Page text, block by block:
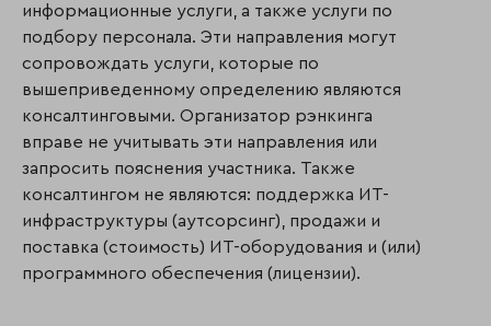
информационные услуги, а также услуги по
подбору персонала. Эти направления могут
сопровождать услуги, которые по
вышеприведенному определению являются
консалтинговыми. Организатор рэнкинга
вправе не учитывать эти направления или
запросить пояснения участника. Также
консалтингом не являются: поддержка ИТ-
инфраструктуры (аутсорсинг), продажи и
поставка (стоимость) ИТ-оборудования и (или)
программного обеспечения (лицензии).